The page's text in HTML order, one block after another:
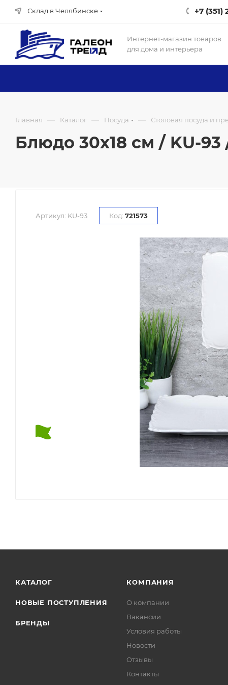
Склад в Челябинске +7 (351)
Интернет-магазин товаров
для дома и интерьера
Главная — Каталог — Посуда — Столовая посуда и
Блюдо 30х18 см / KU-93
Артикул: KU-93 Код: 721573
КАТАЛОГ
НОВЫЕ ПОСТУПЛЕНИЯ
БРЕНДЫ
КОМПАНИЯ
О компании
Вакансии
Условия работы
Новости
Отзывы
Контакты